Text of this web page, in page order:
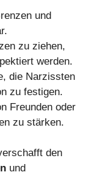
und
zu ziehen,
werden.
die Narzissten
zu festigen.
Freunden oder
zu stärken.
den
und